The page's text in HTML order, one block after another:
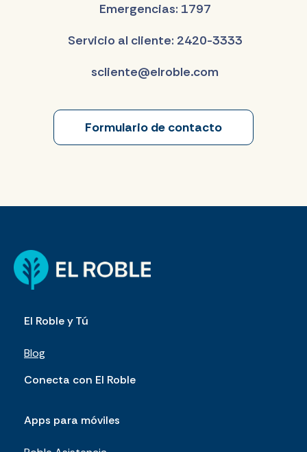
Enero a Diciembre 2014
Enero a Marzo 2014
Emergencias: 1797
Servicio al cliente: 2420-3333
scliente@elroble.com
Formulario de contacto
El Roble y Tú
Blog
Conecta con El Roble
Apps para móviles